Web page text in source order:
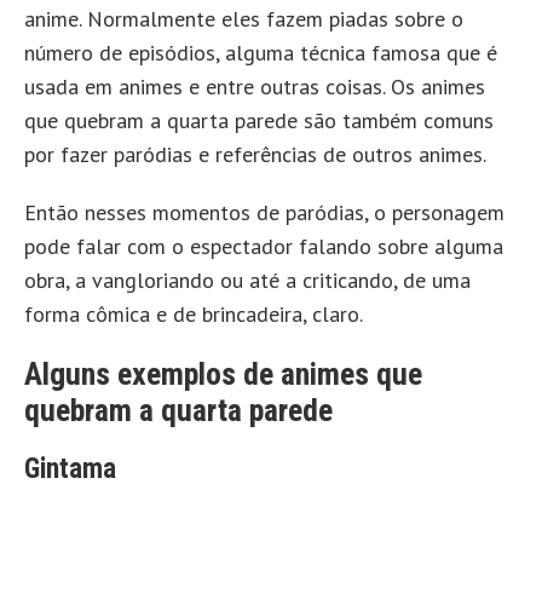
anime. Normalmente eles fazem piadas sobre o
número de episódios, alguma técnica famosa que é
usada em animes e entre outras coisas. Os animes
que quebram a quarta parede são também comuns
por fazer paródias e referências de outros animes.
Então nesses momentos de paródias, o personagem
pode falar com o espectador falando sobre alguma
obra, a vangloriando ou até a criticando, de uma
forma cômica e de brincadeira, claro.
Alguns exemplos de animes que
quebram a quarta parede
Gintama